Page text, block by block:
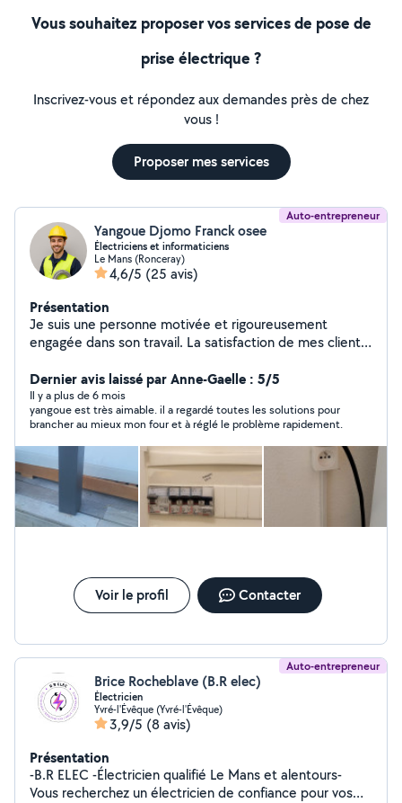
Vous souhaitez proposer vos services de pose de
prise électrique ?
Inscrivez-vous et répondez aux demandes près de chez
vous !
Proposer mes services
Auto-entrepreneur
Yangoue Djomo Franck osee
Électriciens et informaticiens
Le Mans (Ronceray)
4,6/5 (25 avis)
Présentation
Je suis une personne motivée et rigoureusement
engagée dans son travail. La satisfaction de mes clients
Perfectionniste dans l'âme, je veille à ce que chaque
détail soit maîtrisé. J'interviens dans les domaines
suivants : Électricité générale Courants faibles
Informatique & réseaux Installation et dépannage
électrique
Dernier avis laissé par Anne-Gaelle : 5/5
Il y a plus de 6 mois
yangoue est très aimable. il a regardé toutes les solutions pour
brancher au mieux mon four et à réglé le problème rapidement.
Voir le profil Contacter
Auto-entrepreneur
Brice Rocheblave (B.R elec)
Électricien
Yvré-l'Évêque (Yvré-l'Évêque)
3,9/5 (8 avis)
Présentation
-B.R ELEC -Électricien qualifié Le Mans et alentours-
Vous recherchez un électricien de confiance pour vos